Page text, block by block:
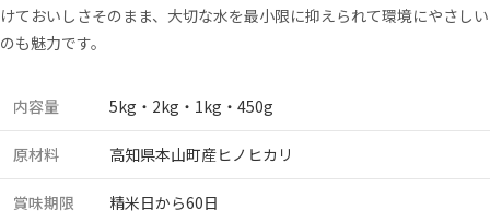
けておいしさそのまま、大切な水を最小限に抑えられて環境にやさしい
のも魅力です。
内容量 5kg・2kg・1kg・450g
原材料 高知県本山町産ヒノヒカリ
賞味期限 精米日から60日